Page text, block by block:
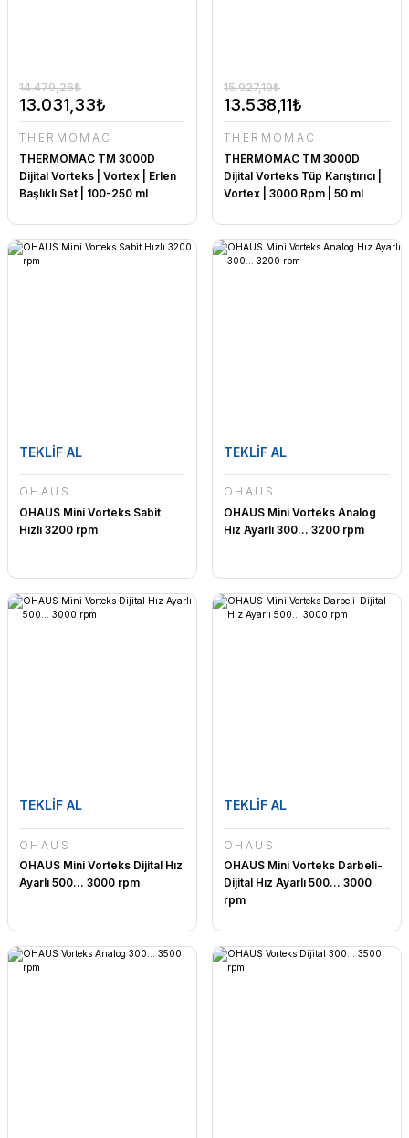
13.031,33₺
14.479,26₺
THERMOMAC
THERMOMAC TM 3000D
Dijital Vorteks | Vortex | Erlen
Başlıklı Set | 100-250 ml
13.538,11₺
15.927,19₺
THERMOMAC
THERMOMAC TM 3000D
Dijital Vorteks Tüp Karıştırıcı |
Vortex | 3000 Rpm | 50 ml
TEKLİF AL
OHAUS
OHAUS Mini Vorteks Sabit
Hızlı 3200 rpm
TEKLİF AL
OHAUS
OHAUS Mini Vorteks Analog
Hız Ayarlı 300... 3200 rpm
TEKLİF AL
OHAUS
OHAUS Mini Vorteks Dijital Hız
Ayarlı 500... 3000 rpm
TEKLİF AL
OHAUS
OHAUS Mini Vorteks Darbeli-
Dijital Hız Ayarlı 500... 3000
rpm